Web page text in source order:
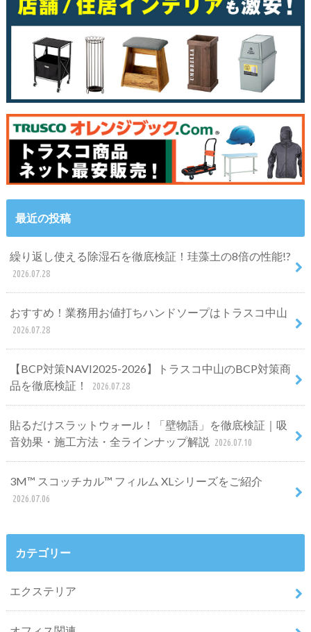
最近の投稿
繰り返し使える除湿石を徹底検証！珪藻土の8倍の性能!?
2026.07.28
おすすめ！業務用お値打ちハンドソープはトラスコ中山
2026.07.28
【BCP対策NAVI2025-2026】トラスコ中山のBCP対策商
品を徹底検証！
2026.07.28
貼るだけスラットウォール！「壁物語」を徹底検証｜吸
音効果・施工方法・全ラインナップ解説
2026.07.10
3M™ スコッチカル™ フィルム XLシリーズをご紹介
2026.07.06
カテゴリー
エクステリア